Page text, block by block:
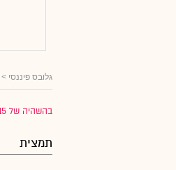
גלובס פיננסי >
בהשהיה של 15 דק'
תמצית